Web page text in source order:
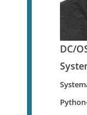
DC/